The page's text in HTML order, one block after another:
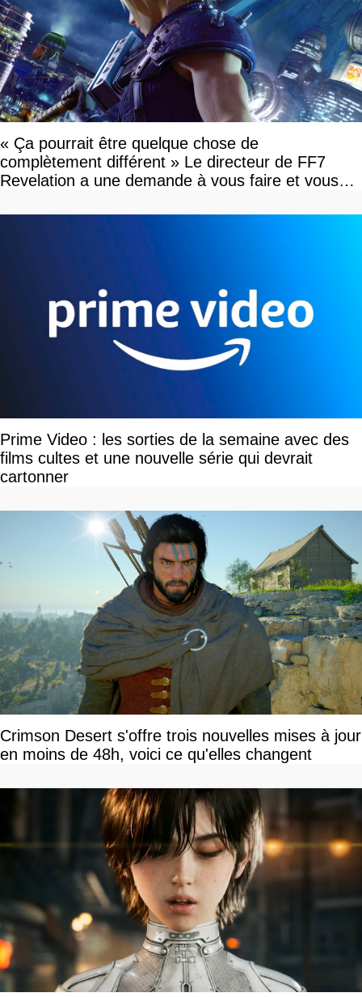
« Ça pourrait être quelque chose de
complètement différent » Le directeur de FF7
Revelation a une demande à vous faire et vous
Prime Video : les sorties de la semaine avec des
films cultes et une nouvelle série qui devrait
cartonner
Crimson Desert s'offre trois nouvelles mises à jour
en moins de 48h, voici ce qu'elles changent